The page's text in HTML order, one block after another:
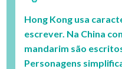
Hong Kong usa
escrever. Na China
mandarim são
Personagens